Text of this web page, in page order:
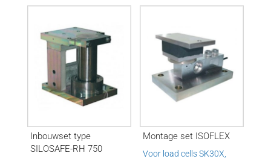
Inbouwset type
SILOSAFE-RH 750
Montage set ISOFLEX
Voor load cells SK30X,